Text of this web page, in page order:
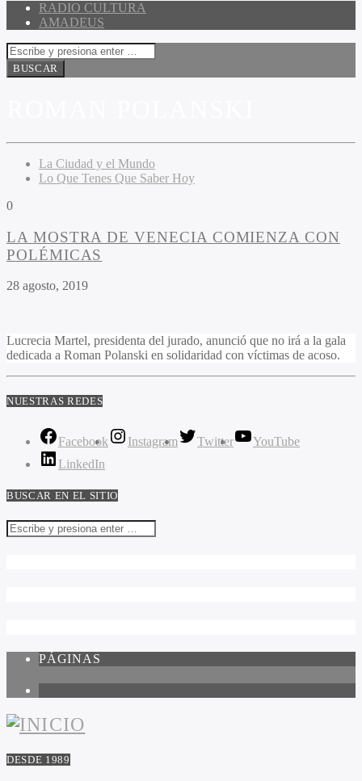
RADIO CULTURA
AMADEUS
La Ciudad y el Mundo
Lo Que Tenes Que Saber Hoy
0
LA MOSTRA DE VENECIA COMIENZA CON
POLÉMICAS
28 agosto, 2019
Lucrecia Martel, presidenta del jurado, anunció que no irá a la gala
dedicada a Roman Polanski en solidaridad con víctimas de acoso.
NUESTRAS REDES
Facebook Instagram Twitter
YouTube
LinkedIn
BUSCAR EN EL SITIO
PÁGINAS
DESDE 1989